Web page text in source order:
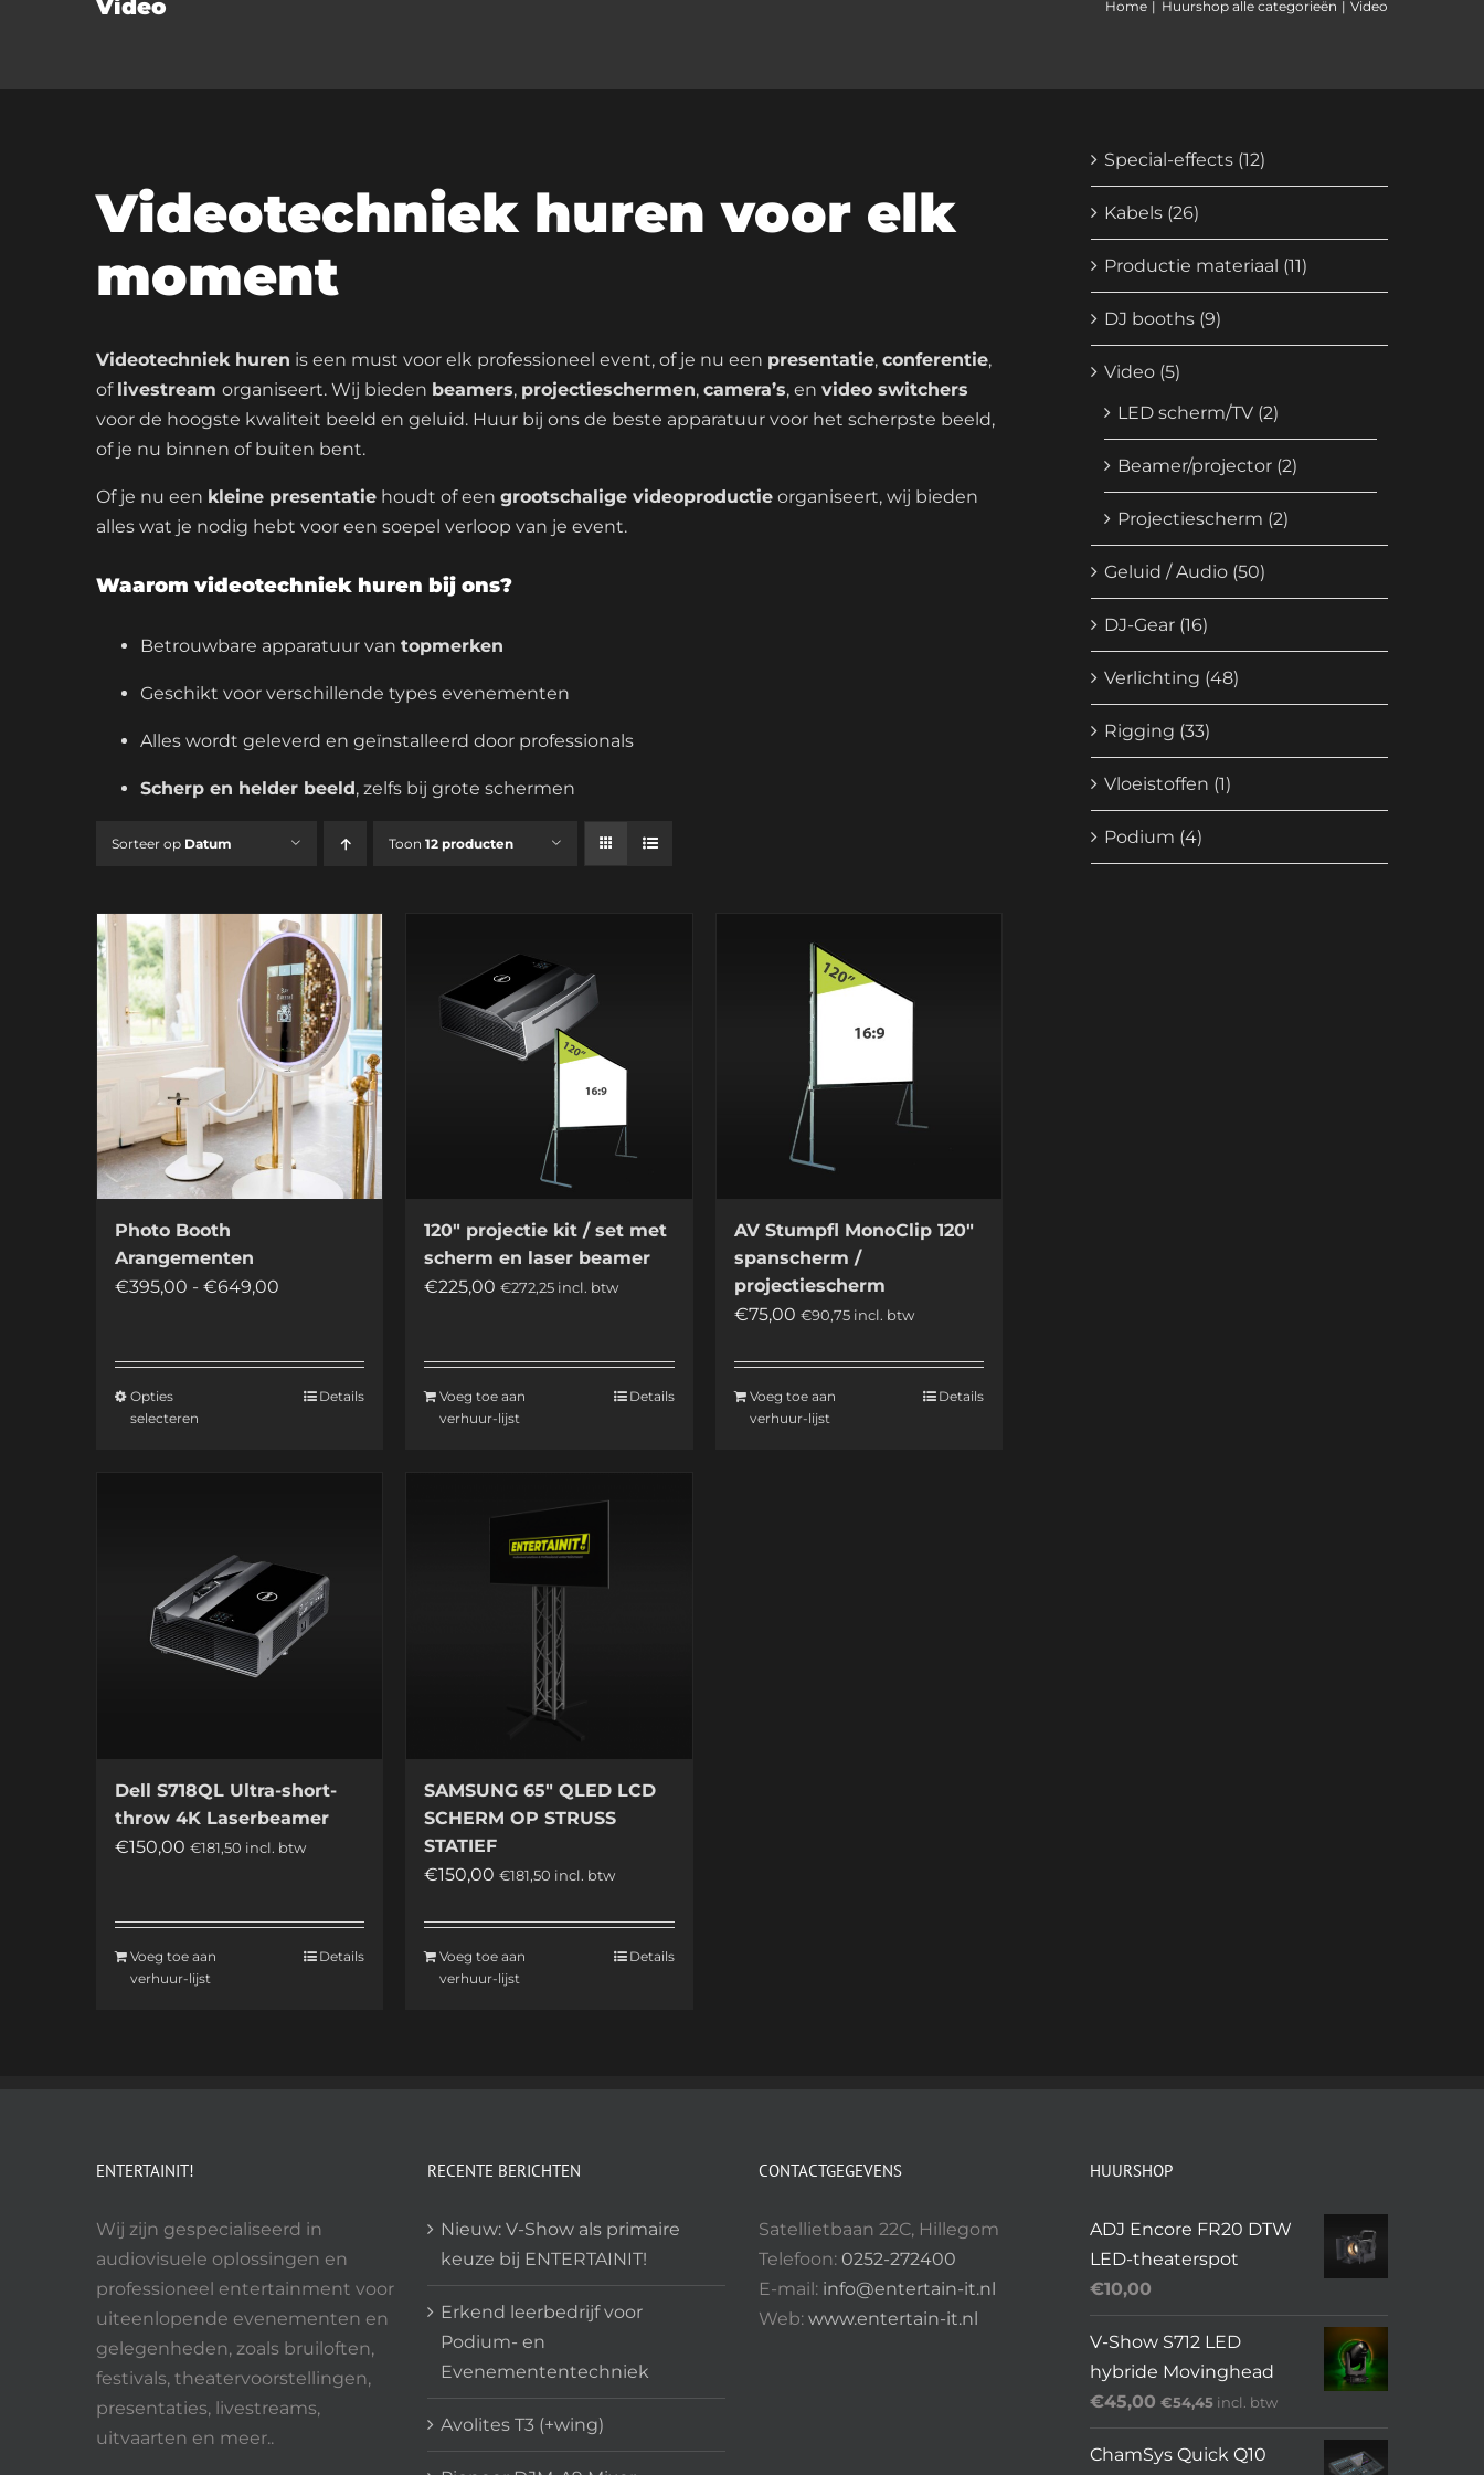
Video Home Huurshop alle categorieën Video
Videotechniek huren voor elk
moment
Videotechniek huren is een must voor elk professioneel event, of je nu een presentatie, conferentie,
of livestream organiseert. Wij bieden beamers, projectieschermen, camera’s, en video switchers
voor de hoogste kwaliteit beeld en geluid. Huur bij ons de beste apparatuur voor het scherpste beeld,
of je nu binnen of buiten bent.
Of je nu een kleine presentatie houdt of een grootschalige videoproductie organiseert, wij bieden
alles wat je nodig hebt voor een soepel verloop van je event.
Waarom videotechniek huren bij ons?
Betrouwbare apparatuur van topmerken
Geschikt voor verschillende types evenementen
Alles wordt geleverd en geïnstalleerd door professionals
Scherp en helder beeld, zelfs bij grote schermen
Sorteer op Datum Toon 12 producten
Photo Booth
Arangementen
€395,00 - €649,00
Opties
selecteren
optie
kan
gekozen
worden
Details
120″ projectie kit / set met
scherm en laser beamer
€225,00 €272,25 incl. btw
Voeg toe aan
verhuur-lijst
Details
AV Stumpfl MonoClip 120″
spanscherm /
projectiescherm
€75,00 €90,75incl. btw
Voeg toe aan
verhuur-lijst
Details
Dell S718QL Ultra-short-
throw 4K Laserbeamer
€150,00 €181,50 incl. btw
Voeg toe aan
verhuur-lijst
Details
SAMSUNG 65″ QLED LCD
SCHERM OP STRUSS
STATIEF
€150,00 €181,50 incl. btw
Voeg toe aan
verhuur-lijst
Details
Special-effects (12)
Kabels (26)
Productie materiaal (11)
DJ booths (9)
Video (5)
LED scherm/TV (2)
Beamer/projector (2)
Projectiescherm (2)
Geluid / Audio (50)
DJ-Gear (16)
Verlichting (48)
Rigging (33)
Vloeistoffen (1)
Podium (4)
ENTERTAINIT!
Wij zijn gespecialiseerd in
audiovisuele oplossingen en
professioneel entertainment voor
uiteenlopende evenementen en
gelegenheden, zoals bruiloften,
festivals, theatervoorstellingen,
presentaties, livestreams,
uitvaarten en meer..
RECENTE BERICHTEN
Nieuw: V-Show als primaire
keuze bij ENTERTAINIT!
Erkend leerbedrijf voor
Podium- en
Evenemententechniek
Avolites T3 (+wing)
CONTACTGEGEVENS
Satellietbaan 22C, Hillegom
Telefoon: 0252-272400
E-mail: info@entertain-it.nl
Web: www.entertain-it.nl
HUURSHOP
ADJ Encore FR20 DTW
LED-theaterspot
€10,00
V-Show S712 LED
hybride Movinghead
€45,00 €54,45 incl. btw
ChamSys Quick Q10